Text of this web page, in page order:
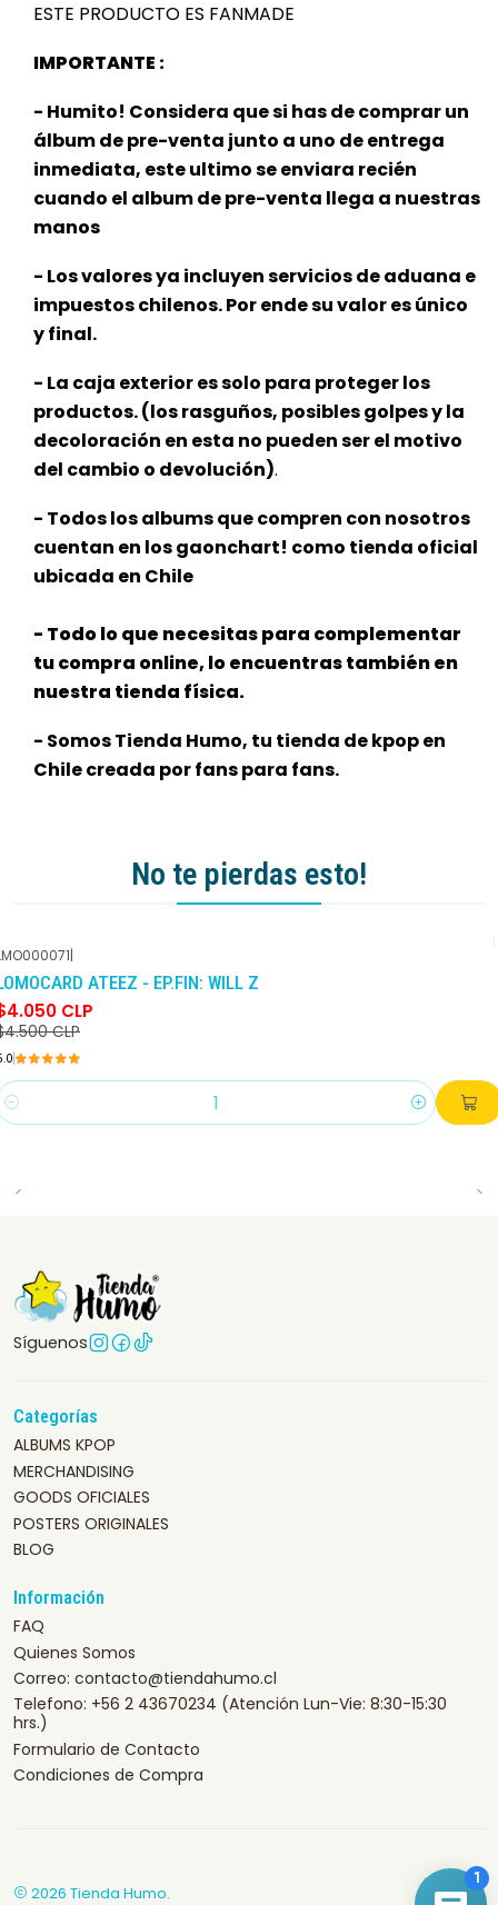
ESTE PRODUCTO ES FANMADE
IMPORTANTE :
- Humito! Considera que si has de comprar un
álbum de pre-venta junto a uno de entrega
inmediata, este ultimo se enviara recién
cuando el album de pre-venta llega a nuestras
manos
- Los valores ya incluyen servicios de aduana e
impuestos chilenos. Por ende su valor es único
y final.
- La caja exterior es solo para proteger los
productos. (los rasguños, posibles golpes y la
decoloración en esta no pueden ser el motivo
del cambio o devolución).
- Todos los albums que compren con nosotros
cuentan en los gaonchart! como tienda oficial
ubicada en Chile
- Todo lo que necesitas para complementar
tu compra online, lo encuentras también en
nuestra tienda física.
- Somos Tienda Humo, tu tienda de kpop en
Chile creada por fans para fans.
No te pierdas esto!
-10% DCTO
|
ATEEZ - EP.FIN: WILL Z
CLP
CLP
Síguenos
Categorías
ALBUMS KPOP
MERCHANDISING
GOODS OFICIALES
POSTERS ORIGINALES
BLOG
Información
FAQ
Quienes Somos
Correo: contacto@tiendahumo.cl
Telefono: +56 2 43670234 (Atención Lun-Vie: 8:30-15:30
hrs.)
Formulario de Contacto
Condiciones de Compra
2026 Tienda Humo.